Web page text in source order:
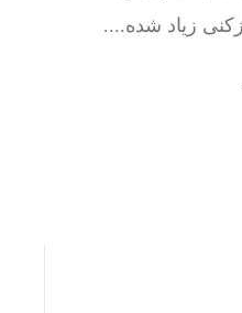
زیاد شده....